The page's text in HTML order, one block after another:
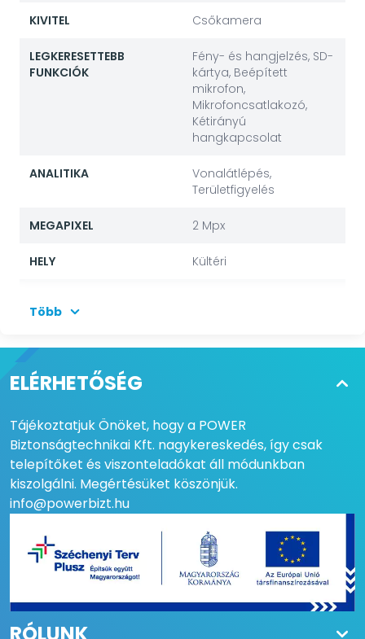
KIVITEL Csőkamera
LEGKERESETTEBB
FUNKCIÓK
Fény- és hangjelzés, SD-
kártya, Beépített
mikrofon,
Mikrofoncsatlakozó,
Kétirányú
hangkapcsolat
ANALITIKA
Vonalátlépés,
Területfigyelés
MEGAPIXEL 2 Mpx
HELY Kültéri
SZÍN
KAMERAFUNKCIÓK
Digitális WDR, HLC, BLC,
Defog, HFR, ROI, Privát
zóna, Perimeter alarm,
P2P, SD-kártyahely
@ FPS
VÉDETTSÉG IP67
VANDÁLBIZTOSSÁG IK10
Több
ELÉRHETŐSÉG
Tájékoztatjuk Önöket, hogy a POWER
Biztonságtechnikai Kft. nagykereskedés, így csak
telepítőket és viszonteladókat áll módunkban
kiszolgálni. Megértésüket köszönjük.
info@powerbizt.hu